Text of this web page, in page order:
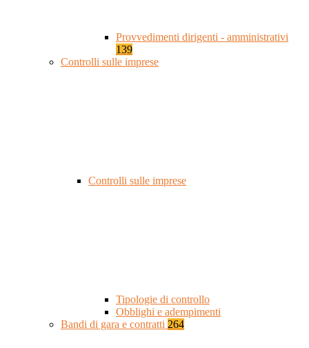
Provvedimenti dirigenti - amministrativi
139
Controlli sulle imprese
Controlli sulle imprese
Tipologie di controllo
Obblighi e adempimenti
Bandi di gara e contratti 264